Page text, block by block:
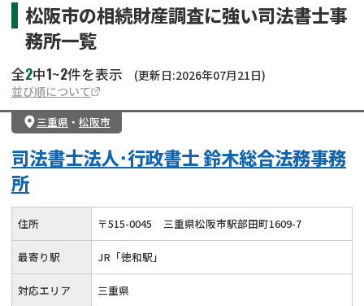
松阪市の相続財産調査に強い司法書士事
務所一覧
全2中1~2件を表示
(更新日:2026年07月21日)
並び順について
三重県 ・ 松阪市
司法書士法人･行政書士 鈴木総合法務事務
所
住所 〒515-0045 三重県松阪市駅部田町1609-7
最寄り駅 JR「徳和駅」
対応エリア 三重県